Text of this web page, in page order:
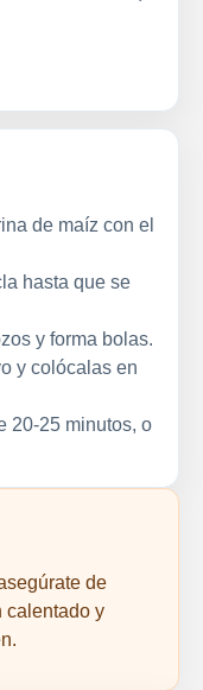
de maíz con el
hasta que se
y forma bolas.
y colócalas en
20-25 minutos, o
de
calentado y